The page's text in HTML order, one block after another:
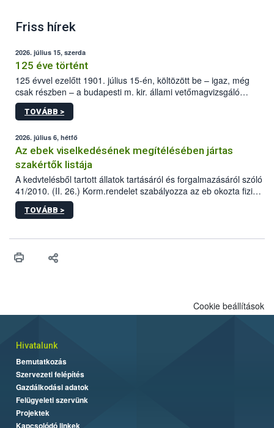
Friss hírek
2026. július 15, szerda
125 éve történt
125 évvel ezelőtt 1901. július 15-én, költözött be – igaz, még
csak részben – a budapesti m. kir. állami vetőmagvizsgáló
állomás a Kis Rókus utca 15. szám alatti, Czigler Győző által
tervezett új épületébe.
TOVÁBB >
2026. július 6, hétfő
Az ebek viselkedésének megítélésében jártas
szakértők listája
A kedvtelésből tartott állatok tartásáról és forgalmazásáról szóló
41/2010. (II. 26.) Korm.rendelet szabályozza az eb okozta fizikai
sérülés, illetve ennek veszélye keletkezésekor felmerülő
hatósági feladatokat, valamint a veszélyes eb tartását és annak
vonni az ebek viselkedésének megítélésében jártas szakértőt.
TOVÁBB >
Cookie beállítások
Hivatalunk
Bemutatkozás
Szervezeti felépítés
Gazdálkodási adatok
Felügyeleti szervünk
Projektek
Kapcsolódó linkek